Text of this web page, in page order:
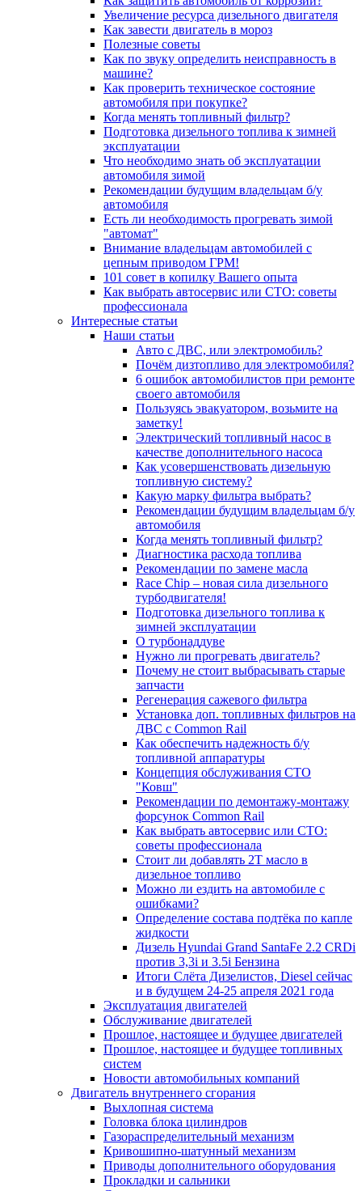
Увеличение ресурса дизельного двигателя
Как завести двигатель в мороз
Полезные советы
Как по звуку определить неисправность в
машине?
Как проверить техническое состояние
автомобиля при покупке?
Когда менять топливный фильтр?
Подготовка дизельного топлива к зимней
эксплуатации
Что необходимо знать об эксплуатации
автомобиля зимой
Рекомендации будущим владельцам б/у
автомобиля
Есть ли необходимость прогревать зимой
"автомат"
Внимание владельцам автомобилей с
цепным приводом ГРМ!
101 совет в копилку Вашего опыта
Как выбрать автосервис или СТО: советы
профессионала
Интересные статьи
Наши статьи
Авто с ДВС, или электромобиль?
Почём дизтопливо для электромобиля?
6 ошибок автомобилистов при ремонте
своего автомобиля
Пользуясь эвакуатором, возьмите на
заметку!
Электрический топливный насос в
качестве дополнительного насоса
Как усовершенствовать дизельную
топливную систему?
Какую марку фильтра выбрать?
Рекомендации будущим владельцам б/у
автомобиля
Когда менять топливный фильтр?
Диагностика расхода топлива
Рекомендации по замене масла
Race Chip – новая сила дизельного
турбодвигателя!
Подготовка дизельного топлива к
зимней эксплуатации
О турбонаддуве
Нужно ли прогревать двигатель?
Почему не стоит выбрасывать старые
запчасти
Регенерация сажевого фильтра
Установка доп. топливных фильтров на
ДВС с Common Rail
Как обеспечить надежность б/у
топливной аппаратуры
Концепция обслуживания СТО
"Ковш"
Рекомендации по демонтажу-монтажу
форсунок Common Rail
Как выбрать автосервис или СТО:
советы профессионала
Стоит ли добавлять 2T масло в
дизельное топливо
Можно ли ездить на автомобиле с
ошибками?
Определение состава подтёка по капле
жидкости
Дизель Hyundai Grand SantaFe 2.2 CRDi
против 3,3i и 3.5i Бензина
Итоги Слёта Дизелистов, Diesel сейчас
и в будущем 24-25 апреля 2021 года
Эксплуатация двигателей
Обслуживание двигателей
Прошлое, настоящее и будущее двигателей
Прошлое, настоящее и будущее топливных
систем
Новости автомобильных компаний
Двигатель внутреннего сгорания
Выхлопная система
Головка блока цилиндров
Газораспределительный механизм
Кривошипно-шатунный механизм
Приводы дополнительного оборудования
Прокладки и сальники